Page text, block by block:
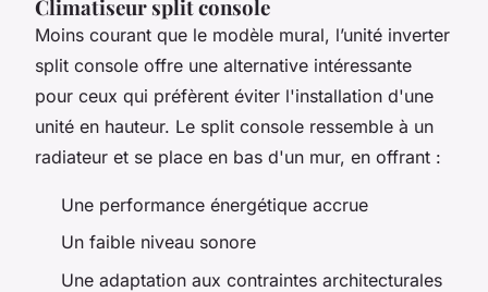
Climatiseur split console
Moins courant que le modèle mural, l’unité inverter
split console offre une alternative intéressante
pour ceux qui préfèrent éviter l'installation d'une
unité en hauteur. Le split console ressemble à un
radiateur et se place en bas d'un mur, en offrant :
Une performance énergétique accrue
Un faible niveau sonore
Une adaptation aux contraintes architecturales